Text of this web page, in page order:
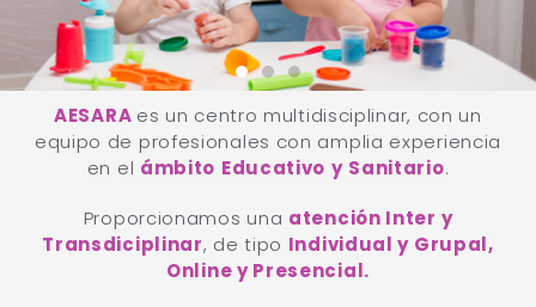
AESARA es un centro multidisciplinar, con un
equipo de profesionales con amplia experiencia
en el ámbito Educativo y Sanitario.
Proporcionamos una atención Inter y
Transdiciplinar, de tipo Individual y Grupal,
Online y Presencial.